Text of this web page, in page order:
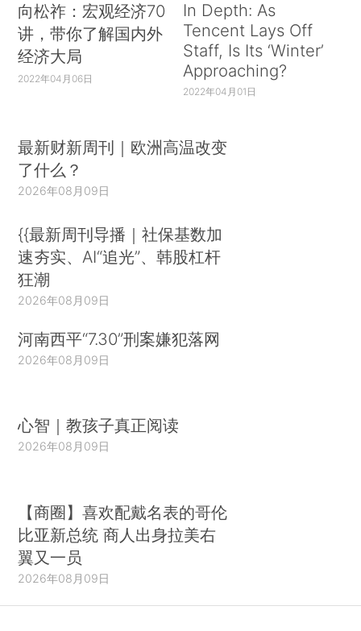
向松祚：宏观经济70
讲，带你了解国内外
经济大局
2022年04月06日
In Depth: As
Tencent Lays Off
Staff, Is Its ‘Winter’
Approaching?
2022年04月01日
最新财新周刊｜欧洲高温改变
了什么？
2026年08月09日
{{最新周刊导播｜社保基数加
速夯实、AI“追光”、韩股杠杆
狂潮
2026年08月09日
河南西平“7.30”刑案嫌犯落网
2026年08月09日
心智｜教孩子真正阅读
2026年08月09日
【商圈】喜欢配戴名表的哥伦
比亚新总统 商人出身拉美右
翼又一员
2026年08月09日